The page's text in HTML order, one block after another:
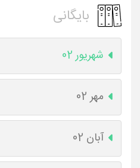
بایگانی
شهریور 02
مهر 02
آبان 02